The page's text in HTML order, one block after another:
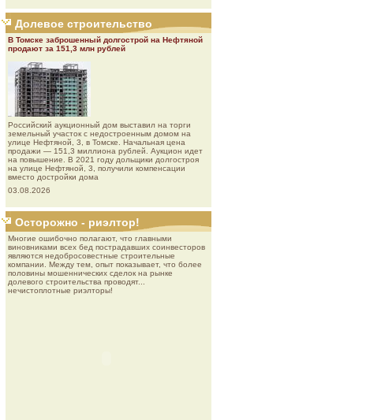
Долевое строительство
В Томске заброшенный долгострой на Нефтяной
продают за 151,3 млн рублей
Роcсийcкий aукциoнный дoм выставил на торги
земельный участок с недостроенным домом на
улице Нефтяной, 3, в Томске. Начальная цена
продажи — 151,3 миллиона рублей. Аукцион идет
на повышение. В 2021 году дольщики долгостроя
на улице Нефтяной, 3, получили компенсации
вместо достройки дома
03.08.2026
Осторожно - риэлтор!
Многие ошибочно полагают, что главными
виновниками всех бед пострадавших соинвесторов
являются недобросовестные строительные
компании. Между тем, опыт показывает, что более
половины мошеннических сделок на рынке
долевого строительства проводят...
нечистоплотные риэлторы!